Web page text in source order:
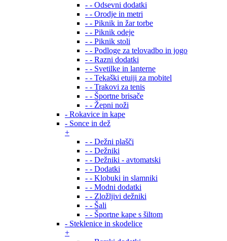
- - Odsevni dodatki
- - Orodje in metri
- - Piknik in žar torbe
- - Piknik odeje
- - Piknik stoli
- - Podloge za telovadbo in jogo
- - Razni dodatki
- - Svetilke in lanterne
- - Tekaški etuiji za mobitel
- - Trakovi za tenis
- - Športne brisače
- - Žepni noži
- Rokavice in kape
- Sonce in dež
+
- - Dežni plašči
- - Dežniki
- - Dežniki - avtomatski
- - Dodatki
- - Klobuki in slamniki
- - Modni dodatki
- - Zložljivi dežniki
- - Šali
- - Športne kape s šiltom
- Steklenice in skodelice
+